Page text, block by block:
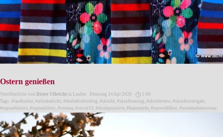
Ostern genießen
Veröffentlicht von Dieter Ulbricht in Laufen · Dienstag 14 Apr 2020 ·
1:00
Tags: #laufkultur, #ultrahabicht , #deshabichtsblog , #skinfit , #skinfitracing , #skinfitcrew , #skinfitstuttgart ,
#topoathletics , #topoathletic, #corona, #covid19 , #thinkpositive, #hausrunde, #runwithflow , #osternohnecorona